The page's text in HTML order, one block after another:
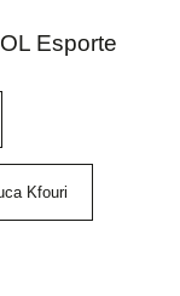
Esporte
Kfouri